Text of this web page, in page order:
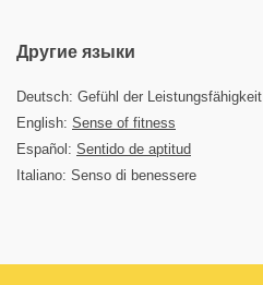
Другие языки
Deutsch: Gefühl der Leistungsfähigkeit
English: Sense of fitness
Español: Sentido de aptitud
Italiano: Senso di benessere